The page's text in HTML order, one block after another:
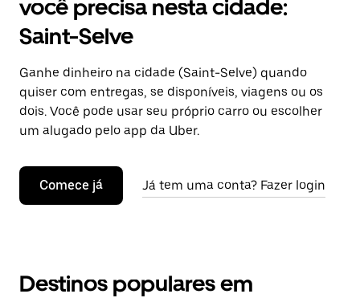
você precisa nesta cidade:
Saint-Selve
Ganhe dinheiro na cidade (Saint-Selve) quando
quiser com entregas, se disponíveis, viagens ou os
dois. Você pode usar seu próprio carro ou escolher
um alugado pelo app da Uber.
Comece já Já tem uma conta? Fazer login
Destinos populares em